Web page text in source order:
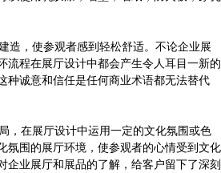
造，使参观者感到轻松舒适。不论企业展
流程在展厅设计中都会产生令人耳目一新的
种诚意和信任是任何商业术语都无法替代
，在展厅设计中运用一定的文化氛围或色
氛围的展厅环境，使参观者的心情受到文化
企业展厅和展品的了解，给客户留下了深刻